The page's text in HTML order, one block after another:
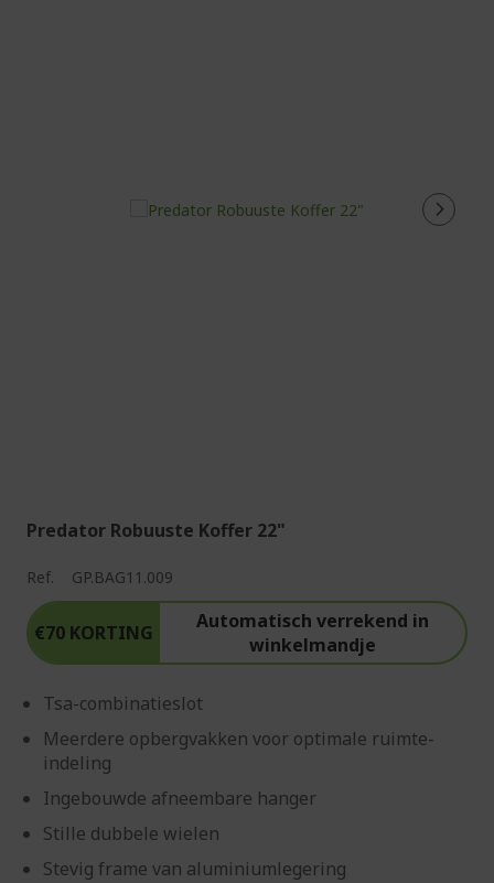
Predator Robuuste Koffer 22"
Ref. GP.BAG11.009
€70 KORTING
Automatisch verrekend in
winkelmandje
Tsa-combinatieslot
Meerdere opbergvakken voor optimale ruimte-
indeling
Ingebouwde afneembare hanger
Stille dubbele wielen
Stevig frame van aluminiumlegering